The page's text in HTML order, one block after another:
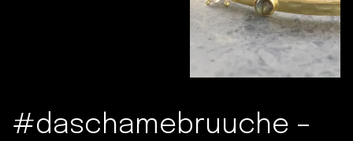
#daschamebruuche –